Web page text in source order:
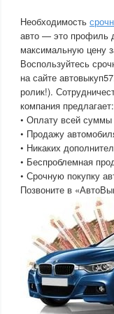
Необходимость
авто — это профиль
максимальную цену
Воспользуйтесь
на сайте
ролик!).
компания предлагает:
• Оплату всей суммы
• Продажу
• Никаких
• Беспроблемная
• Срочную покупку
Позвоните в